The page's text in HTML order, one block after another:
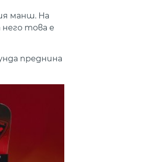
манш. На
това е
преднина